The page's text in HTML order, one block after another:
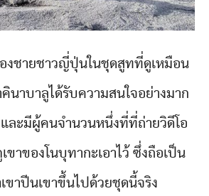
งชายชาวญี่ปุ่นในชุดสูทที่ดูเหมือน
นาบาลูได้รับความสนใจอย่างมาก
ละมีผู้คนจำนวนหนึ่งที่ที่ถ่ายวิดีโอ
ขาของโนบุทากะเอาไว้ ซึ่งถือเป็น
ขาปีนเขาขึ้นไปด้วยชุดนี้จริง